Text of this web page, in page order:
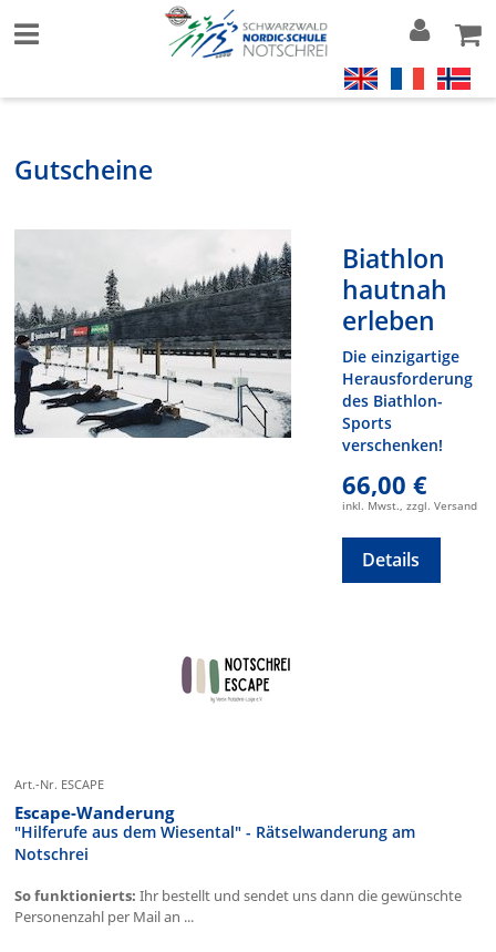
Gutscheine
Biathlon
hautnah
erleben
Die einzigartige
Herausforderung
des Biathlon-
Sports
verschenken!
66,00 €
inkl. Mwst., zzgl. Versand
Details
Art.-Nr. ESCAPE
Escape-Wanderung
"Hilferufe aus dem Wiesental" - Rätselwanderung am
Notschrei
So funktionierts: Ihr bestellt und sendet uns dann die gewünschte
Personenzahl per Mail an ...